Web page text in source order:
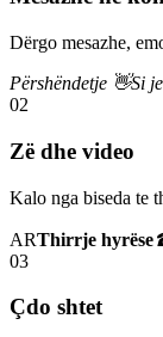
Dërgo mesazhe,
Përshëndetje 👋Si
02
Zë dhe video
Kalo nga biseda te
ARThirrje hyrëse
03
Çdo shtet